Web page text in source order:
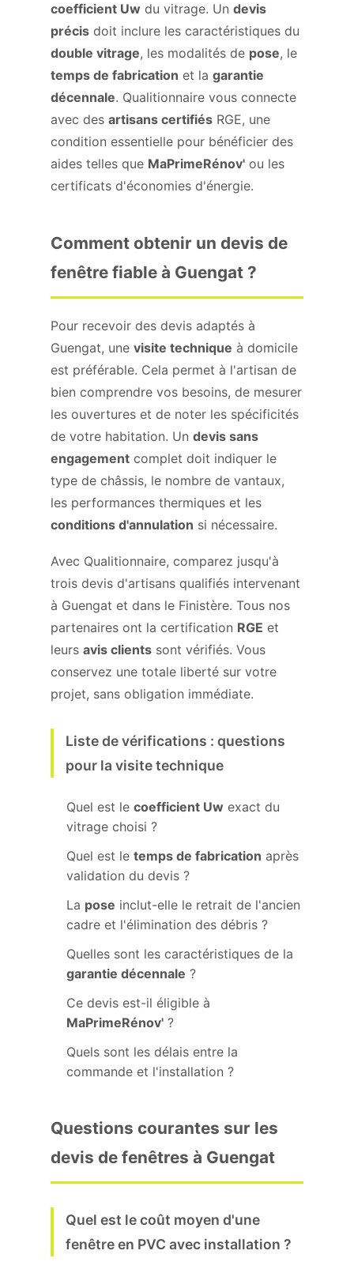
coefficient Uw du vitrage. Un devis
précis doit inclure les caractéristiques du
double vitrage, les modalités de pose, le
temps de fabrication et la garantie
décennale. Qualitionnaire vous connecte
avec des artisans certifiés RGE, une
condition essentielle pour bénéficier des
aides telles que MaPrimeRénov' ou les
certificats d'économies d'énergie.
Comment obtenir un devis de
fenêtre fiable à Guengat ?
Pour recevoir des devis adaptés à
Guengat, une visite technique à domicile
est préférable. Cela permet à l'artisan de
bien comprendre vos besoins, de mesurer
les ouvertures et de noter les spécificités
de votre habitation. Un devis sans
engagement complet doit indiquer le
type de châssis, le nombre de vantaux,
les performances thermiques et les
conditions d'annulation si nécessaire.
Avec Qualitionnaire, comparez jusqu'à
trois devis d'artisans qualifiés intervenant
à Guengat et dans le Finistère. Tous nos
partenaires ont la certification RGE et
leurs avis clients sont vérifiés. Vous
conservez une totale liberté sur votre
projet, sans obligation immédiate.
Liste de vérifications : questions
pour la visite technique
Quel est le coefficient Uw exact du
vitrage choisi ?
Quel est le temps de fabrication après
validation du devis ?
La pose inclut-elle le retrait de l'ancien
cadre et l'élimination des débris ?
Quelles sont les caractéristiques de la
garantie décennale ?
Ce devis est-il éligible à
MaPrimeRénov' ?
Quels sont les délais entre la
commande et l'installation ?
Questions courantes sur les
devis de fenêtres à Guengat
Quel est le coût moyen d'une
fenêtre en PVC avec installation ?